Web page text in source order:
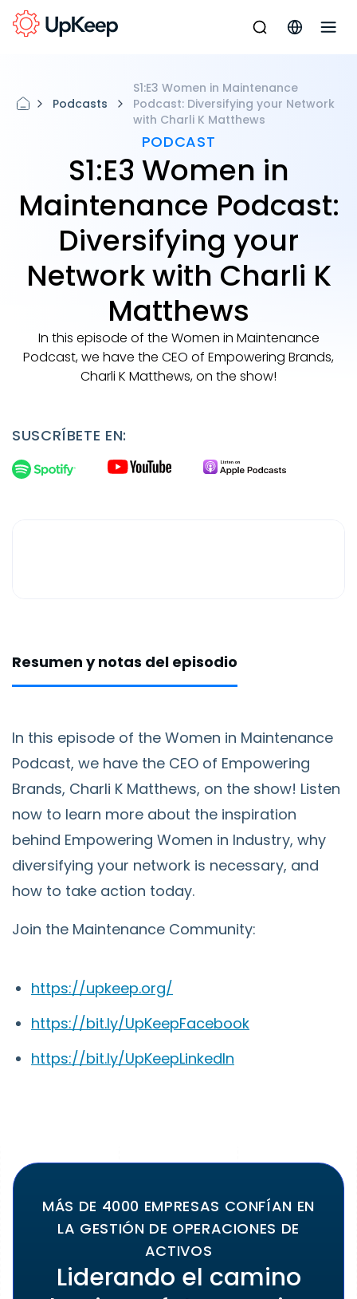
Podcasts
S1:E3 Women in Maintenance
Podcast: Diversifying your Network
with Charli K Matthews
PODCAST
S1:E3 Women in
Maintenance Podcast:
Diversifying your
Network with Charli K
Matthews
In this episode of the Women in Maintenance
Podcast, we have the CEO of Empowering Brands,
Charli K Matthews, on the show!
SUSCRÍBETE EN:
Resumen y notas del episodio
In this episode of the Women in Maintenance
Podcast, we have the CEO of Empowering
Brands, Charli K Matthews, on the show! Listen
now to learn more about the inspiration
behind Empowering Women in Industry, why
diversifying your network is necessary, and
how to take action today.
Join the Maintenance Community:
https://upkeep.org/
https://bit.ly/UpKeepFacebook
https://bit.ly/UpKeepLinkedIn
MÁS DE 4000 EMPRESAS CONFÍAN EN
LA GESTIÓN DE OPERACIONES DE
ACTIVOS
Liderando el camino